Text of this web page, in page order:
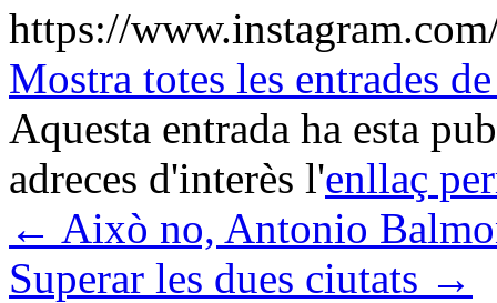
https://
Mostra totes les entrades
Aquesta entrada ha esta
adreces d'interès l'enllaç
← Això no, Antonio
Superar les dues ciutats →